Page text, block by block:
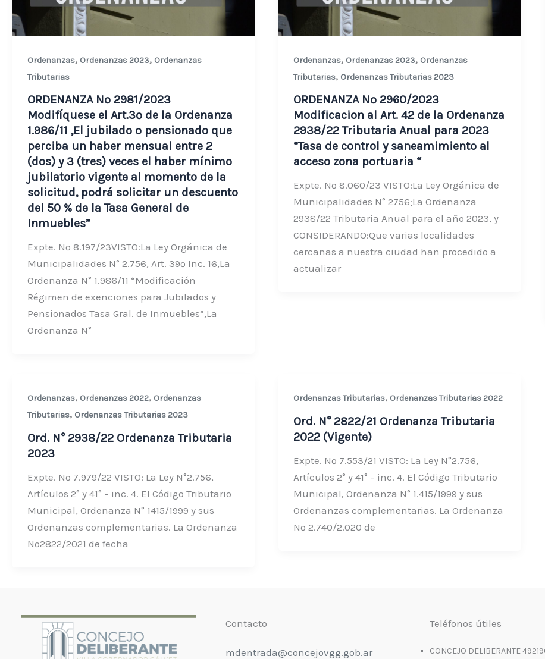
Ordenanzas, Ordenanzas 2023, Ordenanzas
Tributarias
ORDENANZA Nº 2981/2023
Modifíquese el Art.3º de la Ordenanza
1.986/11 ,El jubilado o pensionado que
perciba un haber mensual entre 2
(dos) y 3 (tres) veces el haber mínimo
jubilatorio vigente al momento de la
solicitud, podrá solicitar un descuento
del 50 % de la Tasa General de
Inmuebles”
Expte. Nº 8.197/23VISTO:La Ley Orgánica de
Municipalidades N° 2.756, Art. 39º Inc. 16,La
Ordenanza N° 1.986/11 “Modificación
Régimen de exenciones para Jubilados y
Pensionados Tasa Gral. de Inmuebles”,La
Ordenanza N°
Ordenanzas, Ordenanzas 2023, Ordenanzas
Tributarias, Ordenanzas Tributarias 2023
ORDENANZA Nº 2960/2023
Modificacion al Art. 42 de la Ordenanza
2938/22 Tributaria Anual para 2023
“Tasa de control y saneamimiento al
acceso zona portuaria “
Expte. Nº 8.060/23 VISTO:La Ley Orgánica de
Municipalidades N° 2756;La Ordenanza
2938/22 Tributaria Anual para el año 2023, y
CONSIDERANDO:Que varias localidades
cercanas a nuestra ciudad han procedido a
actualizar
Ordenanzas, Ordenanzas 2022, Ordenanzas
Tributarias, Ordenanzas Tributarias 2023
Ord. N° 2938/22 Ordenanza Tributaria
2023
Expte. Nº 7.979/22 VISTO: La Ley N°2.756,
Artículos 2° y 41° – inc. 4. El Código Tributario
Municipal, Ordenanza N° 1415/1999 y sus
Ordenanzas complementarias. La Ordenanza
Nº2822/2021 de fecha
Ordenanzas Tributarias, Ordenanzas Tributarias 2022
Ord. N° 2822/21 Ordenanza Tributaria
2022 (Vigente)
Expte. Nº 7.553/21 VISTO: La Ley N°2.756,
Artículos 2° y 41° – inc. 4. El Código Tributario
Municipal, Ordenanza N° 1.415/1999 y sus
Ordenanzas complementarias. La Ordenanza
Nº 2.740/2.020 de
Contacto
mdentrada@concejovgg.gob.ar
Teléfonos útiles
CONCEJO DELIBERANTE